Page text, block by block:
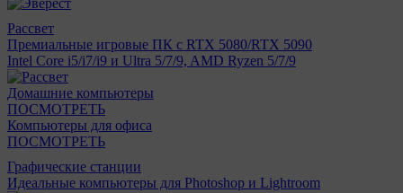
Рассвет
Премиальные игровые ПК с RTX 5080/RTX 5090
Intel Core i5/i7/i9 и Ultra 5/7/9, AMD Ryzen 5/7/9
Домашние компьютеры
ПОСМОТРЕТЬ
Компьютеры для офиса
ПОСМОТРЕТЬ
Графические станции
Идеальные компьютеры для Photoshop и Lightroom